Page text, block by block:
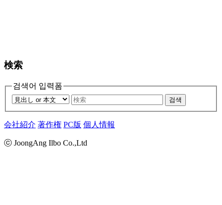
検索
검색어 입력폼
검색
会社紹介 著作権 PC版 個人情報
ⓒ JoongAng Ilbo Co.,Ltd